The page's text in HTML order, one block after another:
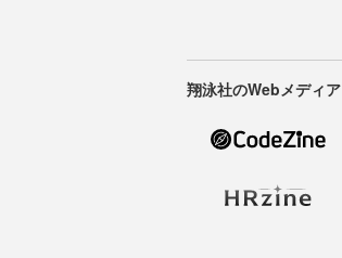
翔泳社のWebメディア